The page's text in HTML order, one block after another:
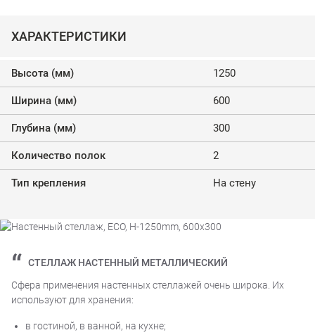
ХАРАКТЕРИСТИКИ
Высота (мм) 1250
Ширина (мм) 600
Глубина (мм) 300
Количество полок 2
Тип крепления На стену
СТЕЛЛАЖ НАСТЕННЫЙ МЕТАЛЛИЧЕСКИЙ
Сфера применения настенных стеллажей очень широка. Их
используют для хранения:
в гостиной, в ванной, на кухне;